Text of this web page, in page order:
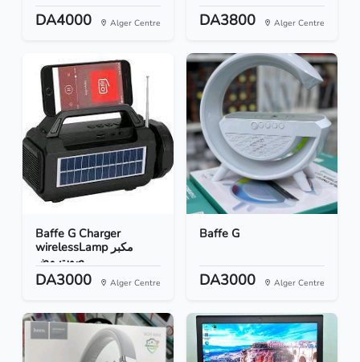
DA4000 Alger Centre DA3800 Alger Centre
Baffe G Charger
wirelessLamp مكبر
DA3000 Alger Centre
Baffe G
DA3000 Alger Centre